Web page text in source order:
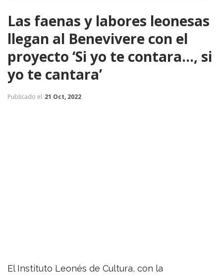
Las faenas y labores leonesas
llegan al Benevivere con el
proyecto ‘Si yo te contara…, si
yo te cantara’
Publicado el 21 Oct, 2022
El Instituto Leonés de Cultura, con la